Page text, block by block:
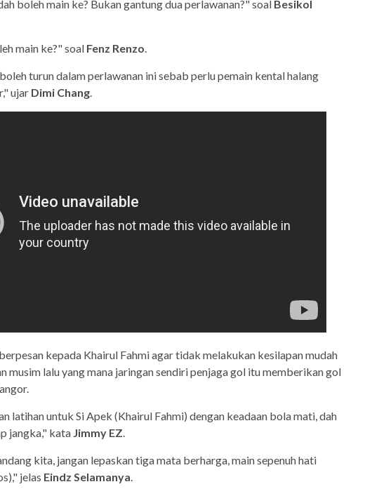
boleh main ke? Bukan gantung dua perlawanan?" soal Besikol
main ke?" soal Fenz Renzo.
turun dalam perlawanan ini sebab perlu pemain kental halang
ujar Dimi Chang.
kepada Khairul Fahmi agar tidak melakukan kesilapan mudah
musim lalu yang mana jaringan sendiri penjaga gol itu memberikan gol
latihan untuk Si Apek (Khairul Fahmi) dengan keadaan bola mati, dah
jangka," kata Jimmy EZ.
kita, jangan lepaskan tiga mata berharga, main sepenuh hati
jelas Eindz Selamanya.